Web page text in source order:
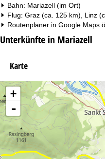
Bahn: Mariazell (im Ort)
Flug: Graz (ca. 125 km), Linz
Routenplaner in Google Maps
Unterkünfte in Mariazell
Karte
+
-